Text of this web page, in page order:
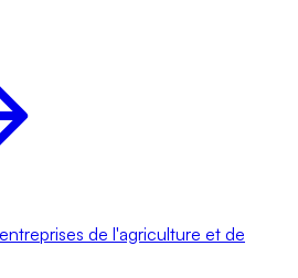
de l'agriculture et de